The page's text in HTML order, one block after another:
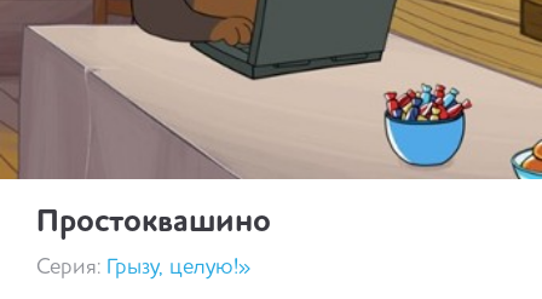
Простоквашино
Серия: Грызу, целую!»